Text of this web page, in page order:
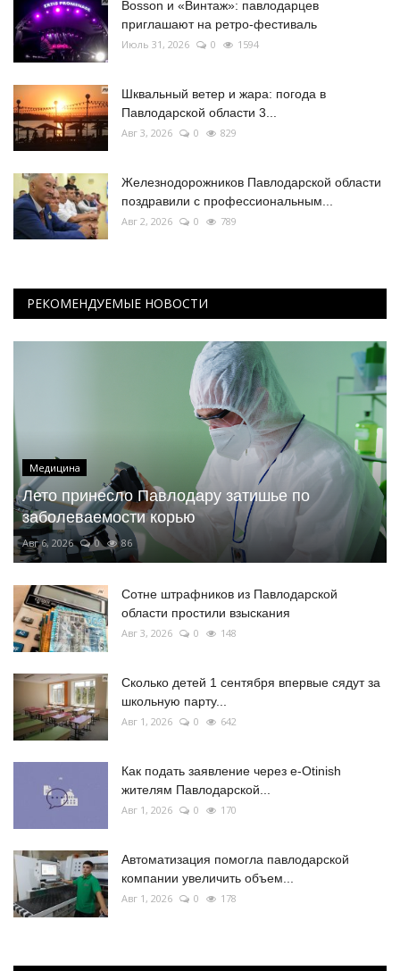
Bosson и «Винтаж»: павлодарцев
приглашают на ретро-фестиваль
Июль 31, 2026 0 1594
Шквальный ветер и жара: погода в
Павлодарской области 3...
Авг 3, 2026 0 829
Железнодорожников Павлодарской области
поздравили с профессиональным...
Авг 2, 2026 0 789
РЕКОМЕНДУЕМЫЕ НОВОСТИ
Медицина
Лето принесло Павлодару затишье по
заболеваемости корью
Авг 6, 2026 0 86
Сотне штрафников из Павлодарской
области простили взыскания
Авг 3, 2026 0 148
Сколько детей 1 сентября впервые сядут за
школьную парту...
Авг 1, 2026 0 642
Как подать заявление через e-Otinish
жителям Павлодарской...
Авг 1, 2026 0 170
Автоматизация помогла павлодарской
компании увеличить объем...
Авг 1, 2026 0 178